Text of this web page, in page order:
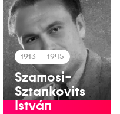
1913 — 1945
Szamosi-
Sztankovits
István